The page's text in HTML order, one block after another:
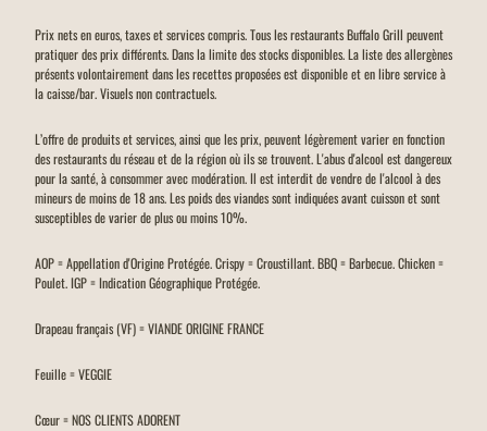
Prix nets en euros, taxes et services compris. Tous les restaurants Buffalo Grill peuvent
pratiquer des prix différents. Dans la limite des stocks disponibles. La liste des allergènes
présents volontairement dans les recettes proposées est disponible et en libre service à
la caisse/bar. Visuels non contractuels.
L’offre de produits et services, ainsi que les prix, peuvent légèrement varier en fonction
des restaurants du réseau et de la région où ils se trouvent. L'abus d'alcool est dangereux
pour la santé, à consommer avec modération. Il est interdit de vendre de l'alcool à des
mineurs de moins de 18 ans. Les poids des viandes sont indiquées avant cuisson et sont
susceptibles de varier de plus ou moins 10%.
AOP = Appellation d'Origine Protégée. Crispy = Croustillant. BBQ = Barbecue. Chicken =
Poulet. IGP = Indication Géographique Protégée.
Drapeau français (VF) = VIANDE ORIGINE FRANCE
Feuille = VEGGIE
Cœur = NOS CLIENTS ADORENT